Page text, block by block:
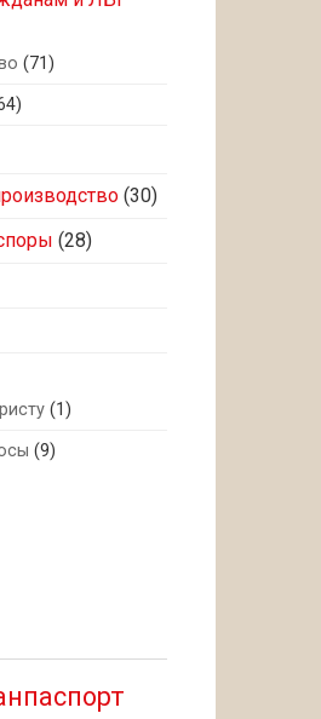
(71)
(30)
(28)
(1)
(9)